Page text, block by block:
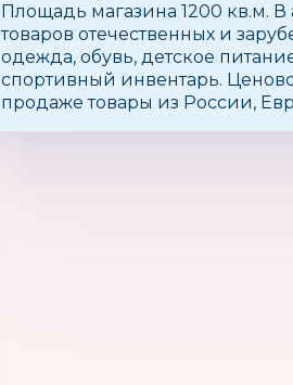
Площадь магазина 1200 кв.м.
товаров отечественных и
одежда, обувь, детское
спортивный инвентарь.
продаже товары из России,